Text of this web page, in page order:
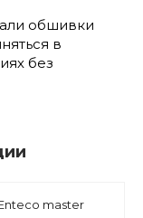
обшивки
в
без
master